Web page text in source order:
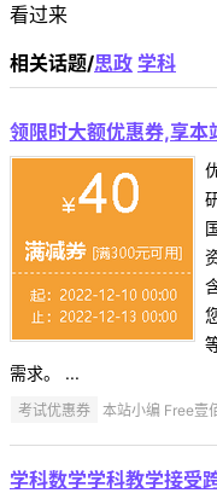
看过来
相关话题/思政 学科
领限时大额优惠券,享本
需求。 ...
考试优惠券 本站小编 Free
学科数学学科教学接受